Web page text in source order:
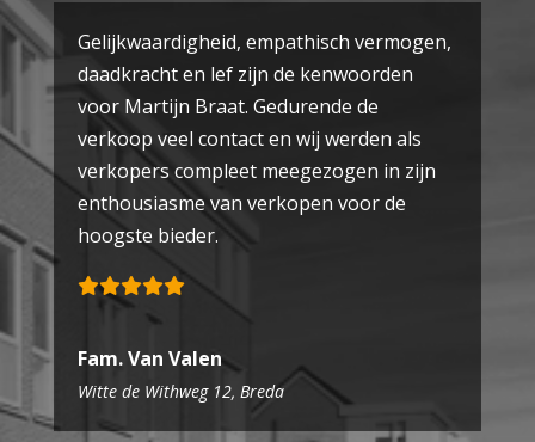
Gelijkwaardigheid, empathisch vermogen,
daadkracht en lef zijn de kenwoorden
voor Martijn Braat. Gedurende de
verkoop veel contact en wij werden als
verkopers compleet meegezogen in zijn
enthousiasme van verkopen voor de
hoogste bieder.
Fam. Van Valen
Witte de Withweg 12, Breda